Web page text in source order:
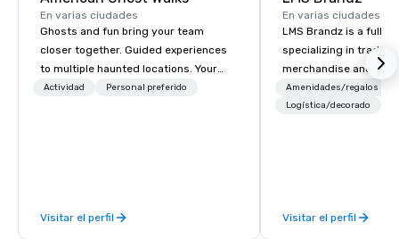
En varias ciudades
Ghosts and fun bring your team
closer together. Guided experiences
to multiple haunted locations. Your
group will be treated to a ghostly
time they've asked you to find
Actividad Personal preferido
Visitar el perfil
En varias ciudades
LMS Brandz is a full-
specializing in trade
merchandise and
booth giveaways and
to executive gifting,
years of industry
Amenidades/regalos
Logística/decorado
Visitar el perfil